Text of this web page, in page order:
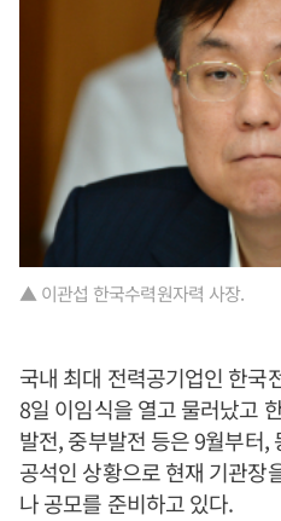
▲ 이관섭 한국수력원자력 사장.
국내 최대 전력공기업인 한국
8일 이임식을 열고 물러났고
발전, 중부발전 등은 9월부터,
공석인 상황으로 현재 기관장
나 공모를 준비하고 있다.